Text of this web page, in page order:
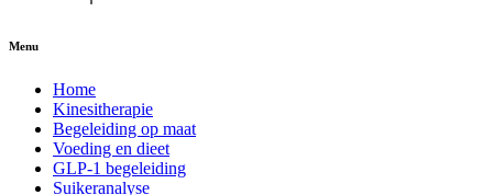
Menu
Home
Kinesitherapie
Begeleiding op maat
Voeding en dieet
GLP-1 begeleiding
Suikeranalyse